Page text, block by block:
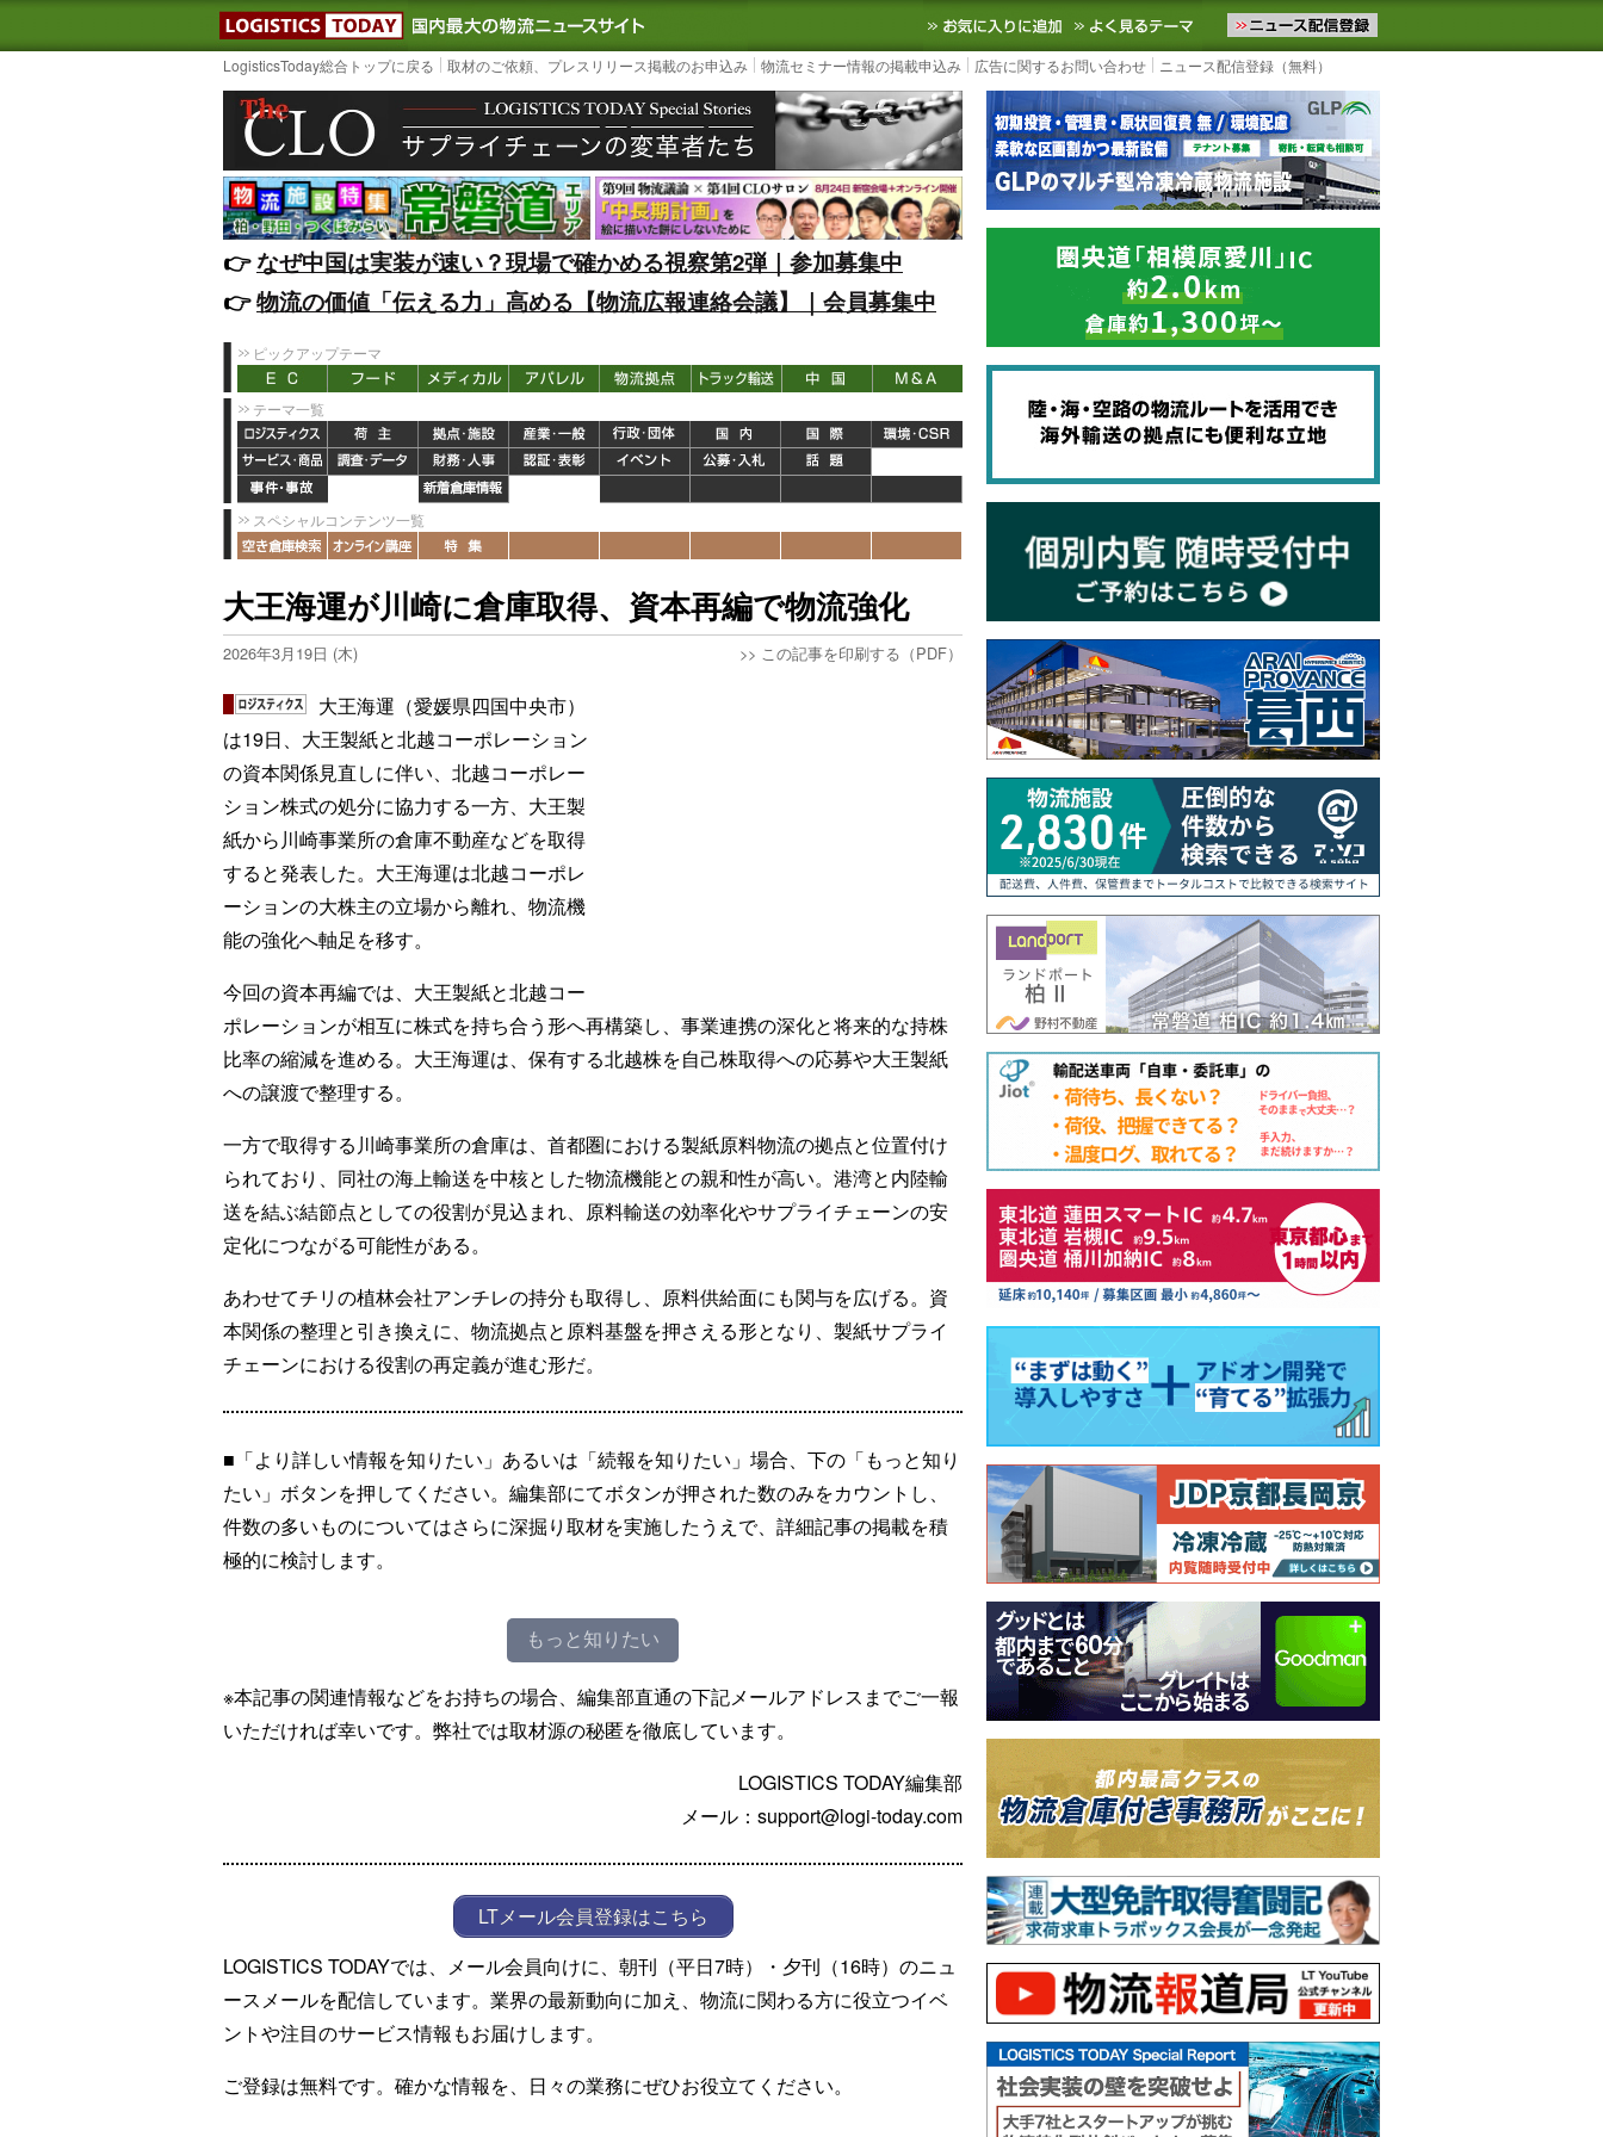
LOGISTICS TODAY｜国内最大の物流ニュースサイト3PL, SCMなど国内外の最新の物流ニュースをお届けします。物流ニュースメール配信を登録す
お気に入りに追加 よく見るテーマ
LogisticsToday総合トップに戻る 取材のご依頼、プレスリリース掲載のお申込み 物流セミナー情報の掲載申込み 広告に関するお問い合わせ ニュース配信登録（無料）
👉️なぜ中国は実装が速い？現場で確かめる視察第2弾｜参加募集中
👉️物流の価値「伝える力」高める【物流広報連絡会議】｜会員募集中
ピックアップテーマ
テーマ一覧
スペシャルコンテンツ一覧
大王海運が川崎に倉庫取得、資本再編で物流強化
2026年3月19日 (木) >> この記事を印刷する（PDF）
大王海運（愛媛県四国中央市）
は19日、大王製紙と北越コーポレーション
の資本関係見直しに伴い、北越コーポレー
ション株式の処分に協力する一方、大王製
紙から川崎事業所の倉庫不動産などを取得
すると発表した。大王海運は北越コーポレ
ーションの大株主の立場から離れ、物流機
能の強化へ軸足を移す。
今回の資本再編では、大王製紙と北越コー
ポレーションが相互に株式を持ち合う形へ再構築し、事業連携の深化と将来的な持株
比率の縮減を進める。大王海運は、保有する北越株を自己株取得への応募や大王製紙
への譲渡で整理する。
一方で取得する川崎事業所の倉庫は、首都圏における製紙原料物流の拠点と位置付け
られており、同社の海上輸送を中核とした物流機能との親和性が高い。港湾と内陸輸
送を結ぶ結節点としての役割が見込まれ、原料輸送の効率化やサプライチェーンの安
定化につながる可能性がある。
あわせてチリの植林会社アンチレの持分も取得し、原料供給面にも関与を広げる。資
本関係の整理と引き換えに、物流拠点と原料基盤を押さえる形となり、製紙サプライ
チェーンにおける役割の再定義が進む形だ。
■「より詳しい情報を知りたい」あるいは「続報を知りたい」場合、下の「もっと知り
たい」ボタンを押してください。編集部にてボタンが押された数のみをカウントし、
件数の多いものについてはさらに深掘り取材を実施したうえで、詳細記事の掲載を積
極的に検討します。
もっと知りたい
※本記事の関連情報などをお持ちの場合、編集部直通の下記メールアドレスまでご一報
いただければ幸いです。弊社では取材源の秘匿を徹底しています。
LOGISTICS TODAY編集部
メール：support@logi-today.com
LTメール会員登録はこちら
LOGISTICS TODAYでは、メール会員向けに、朝刊（平日7時）・夕刊（16時）のニュ
ースメールを配信しています。業界の最新動向に加え、物流に関わる方に役立つイベ
ントや注目のサービス情報もお届けします。
ご登録は無料です。確かな情報を、日々の業務にぜひお役立てください。